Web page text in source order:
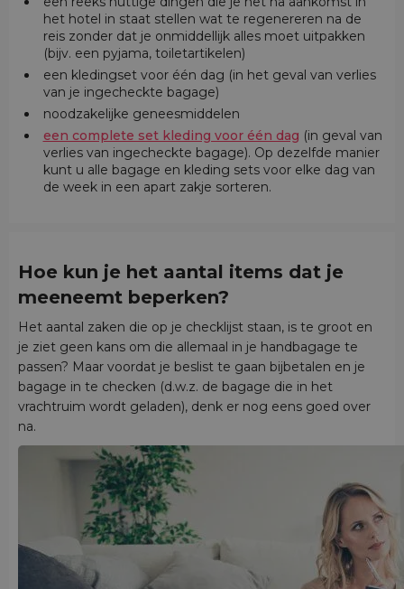
het hotel in staat stellen wat te regenereren na de
reis zonder dat je onmiddellijk alles moet uitpakken
(bijv. een pyjama, toiletartikelen)
een kledingset voor één dag (in het geval van verlies
van je ingecheckte bagage)
noodzakelijke geneesmiddelen
een complete set kleding voor één dag (in geval van
verlies van ingecheckte bagage). Op dezelfde manier
kunt u alle bagage en kleding sets voor elke dag van
de week in een apart zakje sorteren.
Hoe kun je het aantal items dat je
meeneemt beperken?
Het aantal zaken die op je checklijst staan, is te groot en
je ziet geen kans om die allemaal in je handbagage te
passen? Maar voordat je beslist te gaan bijbetalen en je
bagage in te checken (d.w.z. de bagage die in het
vrachtruim wordt geladen), denk er nog eens goed over
na.